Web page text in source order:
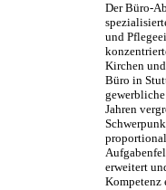
Der Büro-
und
Kirchen
Büro in
Jahren
erweitert
Kompetenz